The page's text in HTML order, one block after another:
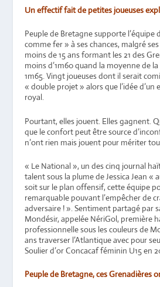
Un effectif fait de petites joueuses
Peuple de Bretagne supporte l’équipe
comme fer » à ses chances, malgré
moins de 15 ans formant les 21 des
moins d’1m60 quand la moyenne de
1m65. Vingt joueuses dont il serait
« double projet » alors que l’idée d’un
royal.
Pourtant, elles jouent. Elles gagnent.
que le confort peut être source
n’ont rien mais jouent pour mériter
« Le National », un des cinq journal
talent sous la plume de Jessica Jean «
soit sur le plan offensif, cette équipe
remarquable pouvant l’empêcher de
adversaire ! ». Sentiment partagé par
Mondésir, appelée NériGol, première
professionnelle sous les couleurs de
ans traverser l’Atlantique avec pour
Soulier d’or Concacaf féminin U15 en
Peuple de Bretagne, ces Grenadières